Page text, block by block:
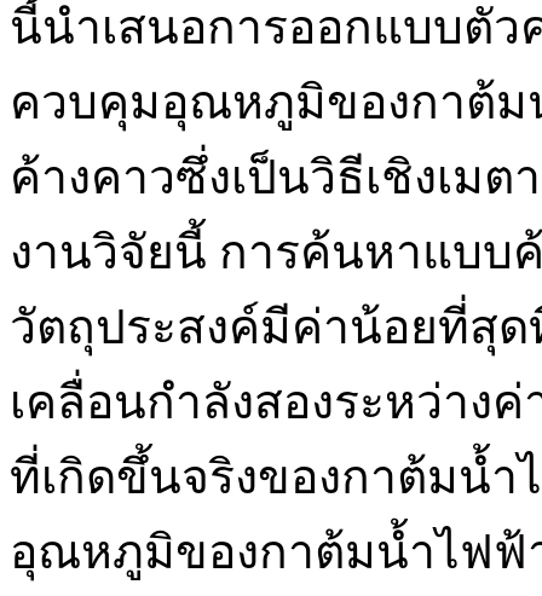
นี้นำเสนอการออกแบบตั
ควบคุมอุณหภูมิของกาต้ม
ค้างคาวซึ่งเป็นวิธีเชิงเม
งานวิจัยนี้ การค้นหาแบบ
วัตถุประสงค์มีค่าน้อยที่สุ
เคลื่อนกำลังสองระหว่า
ที่เกิดขึ้นจริงของกาต้มน้
อุณหภูมิของกาต้มน้ำไฟฟ้